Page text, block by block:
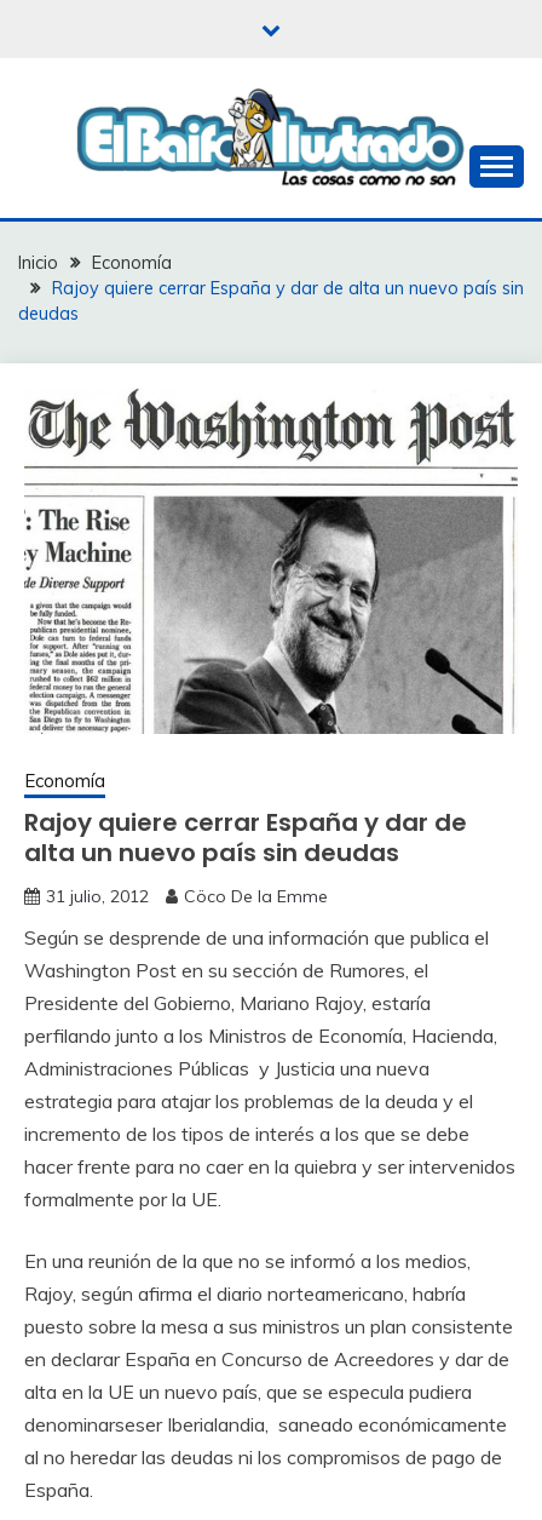
EL BAIFO ILUSTRADO
Inicio
Economía
Rajoy quiere cerrar España y dar de alta un nuevo país sin
deudas
Economía
Rajoy quiere cerrar España y dar de
alta un nuevo país sin deudas
31 julio, 2012 Cöco De la Emme
Según se desprende de una información que publica el
Washington Post en su sección de Rumores, el
Presidente del Gobierno, Mariano Rajoy, estaría
perfilando junto a los Ministros de Economía, Hacienda,
Administraciones Públicas y Justicia una nueva
estrategia para atajar los problemas de la deuda y el
incremento de los tipos de interés a los que se debe
hacer frente para no caer en la quiebra y ser intervenidos
formalmente por la UE.
En una reunión de la que no se informó a los medios,
Rajoy, según afirma el diario norteamericano, habría
puesto sobre la mesa a sus ministros un plan consistente
en declarar España en Concurso de Acreedores y dar de
alta en la UE un nuevo país, que se especula pudiera
denominarseser Iberialandia, saneado económicamente
al no heredar las deudas ni los compromisos de pago de
España.